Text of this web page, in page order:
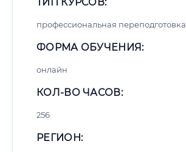
профессиональная переподготовка
ФОРМА ОБУЧЕНИЯ:
онлайн
КОЛ-ВО ЧАСОВ:
256
РЕГИОН: